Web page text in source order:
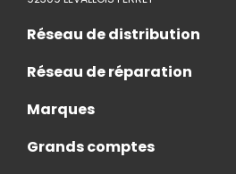
Réseau de distribution
Réseau de réparation
Marques
Grands comptes